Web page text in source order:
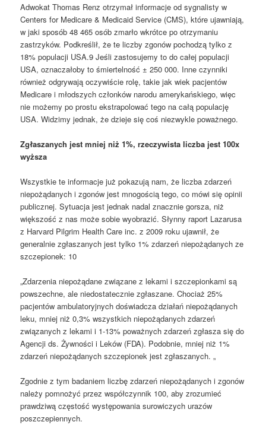
Adwokat Thomas Renz otrzymał informacje od sygnalisty w
Centers for Medicare & Medicaid Service (CMS), które ujawniają,
w jaki sposób 48 465 osób zmarło wkrótce po otrzymaniu
zastrzyków. Podkreślił, że te liczby zgonów pochodzą tylko z
18% populacji USA.9 Jeśli zastosujemy to do całej populacji
USA, oznaczałoby to śmiertelność ± 250 000. Inne czynniki
również odgrywają oczywiście rolę, takie jak wiek pacjentów
Medicare i młodszych członków narodu amerykańskiego, więc
nie możemy po prostu ekstrapolować tego na całą populację
USA. Widzimy jednak, że dzieje się coś niezwykle poważnego.
Zgłaszanych jest mniej niż 1%, rzeczywista liczba jest 100x
wyższa
Wszystkie te informacje już pokazują nam, że liczba zdarzeń
niepożądanych i zgonów jest mnogością tego, co mówi się opinii
publicznej. Sytuacja jest jednak nadal znacznie gorsza, niż
większość z nas może sobie wyobrazić. Słynny raport Lazarusa
z Harvard Pilgrim Health Care inc. z 2009 roku ujawnił, że
generalnie zgłaszanych jest tylko 1% zdarzeń niepożądanych ze
szczepionek: 10
„Zdarzenia niepożądane związane z lekami i szczepionkami są
powszechne, ale niedostatecznie zgłaszane. Chociaż 25%
pacjentów ambulatoryjnych doświadcza działań niepożądanych
leku, mniej niż 0,3% wszystkich niepożądanych zdarzeń
związanych z lekami i 1-13% poważnych zdarzeń zgłasza się do
Agencji ds. Żywności i Leków (FDA). Podobnie, mniej niż 1%
zdarzeń niepożądanych szczepionek jest zgłaszanych. „
Zgodnie z tym badaniem liczbę zdarzeń niepożądanych i zgonów
należy pomnożyć przez współczynnik 100, aby zrozumieć
prawdziwą częstość występowania surowiczych urazów
poszczepiennych.